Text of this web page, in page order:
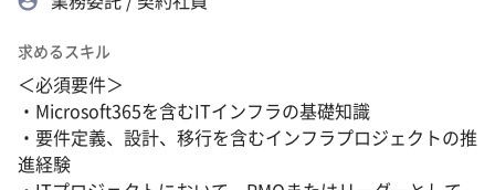
求めるスキル
＜必須要件＞
・Microsoft365を含むITインフラの基礎知識
・要件定義、設計、移行を含むインフラプロジェクトの推
進経験